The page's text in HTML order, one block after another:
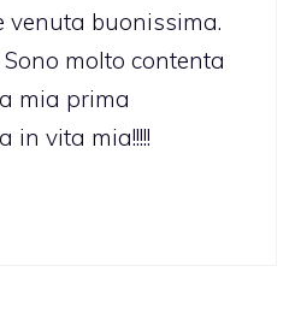
venuta buonissima.
Sono molto contenta
mia prima
in vita mia!!!!!